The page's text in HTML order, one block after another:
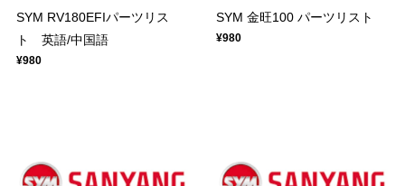
SYM RV180EFIパーツリス
ト 英語/中国語
¥980
SYM 金旺100 パーツリスト
¥980